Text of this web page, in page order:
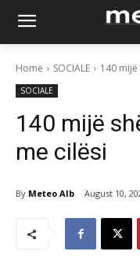
Home SOCIALE 140
SOCIALE
140 mijë
me cilësi
By Meteo Alb August 10,